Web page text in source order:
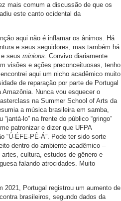
mais comum a discussão de que os
este canto ocidental da
aqui não é inflamar os ânimos. Há
e seus seguidores, mas também há
seus minions. Convivo diariamente
visões e ações preconceituosas, tenho
aqui um nicho acadêmico muito
de reparação por parte de Portugal
Nunca vou esquecer o
na Summer School of Arts da
a música brasileira em samba,
lo” na frente do público “gringo”
patronizar e dizer que UFPA
“Ú-ÉFE-PÊ-Á”. Pode ter sido sorte
dentro do ambiente acadêmico –
cultura, estudos de gênero e
falando atrocidades. Muito
2021, Portugal registrou um aumento de
brasileiros, segundo dados da